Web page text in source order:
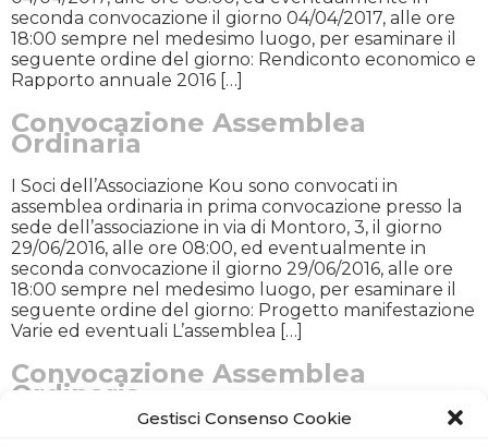
Gestisci Consenso Cookie
seconda convocazione il giorno 04/04/2017, alle ore
18:00 sempre nel medesimo luogo, per esaminare il
seguente ordine del giorno: Rendiconto economico e
Rapporto annuale 2016 […]
Convocazione Assemblea
Ordinaria
I Soci dell’Associazione Kou sono convocati in
assemblea ordinaria in prima convocazione presso la
sede dell’associazione in via di Montoro, 3, il giorno
29/06/2016, alle ore 08:00, ed eventualmente in
seconda convocazione il giorno 29/06/2016, alle ore
18:00 sempre nel medesimo luogo, per esaminare il
seguente ordine del giorno: Progetto manifestazione
Varie ed eventuali L’assemblea […]
Convocazione Assemblea
Ordinaria